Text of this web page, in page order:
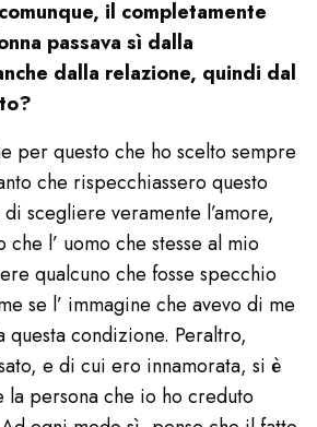
il completamente
passava sì dalla
dalla relazione, quindi dal
per questo che ho scelto sempre
che rispecchiassero questo
scegliere veramente l’amore,
che l’ uomo che stesse al mio
qualcuno che fosse specchio
se l’ immagine che avevo di me
questa condizione. Peraltro,
e di cui ero innamorata, si è
la persona che io ho creduto